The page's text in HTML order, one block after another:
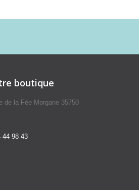
boutique
de la Fée Morgane 35750
44 98 43